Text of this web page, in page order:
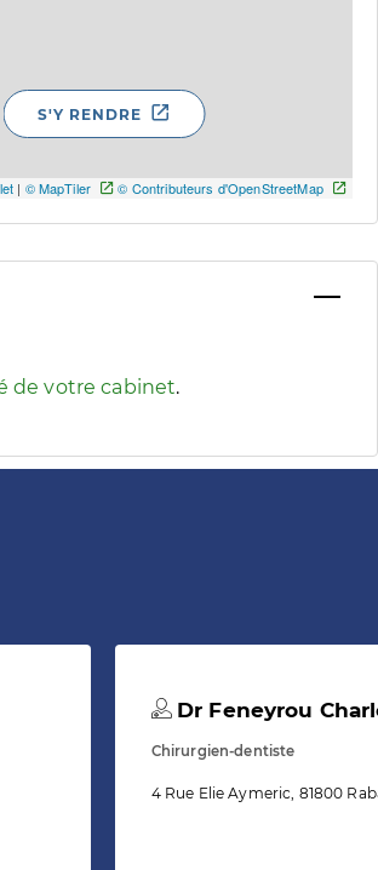
| © MapTiler © Contributeurs d'OpenStreetMap
S'Y RENDRE
d'accessibilité associées
de votre cabinet.
Dr Feneyrou
Chirurgien-dentiste
4 Rue Elie Aymeric, 81800